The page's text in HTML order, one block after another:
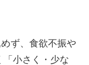
ず、食欲不振や
「小さく・少な